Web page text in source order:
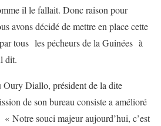
il le fallait. Donc raison pour
avons décidé de mettre en place cette
tous les pécheurs de la Guinées à
dit.
Diallo, président de la dite
de son bureau consiste a amélioré
Notre souci majeur aujourd’hui, c’est